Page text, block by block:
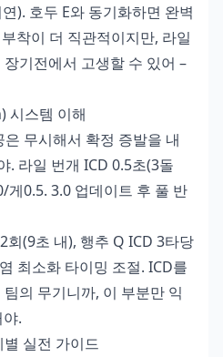
). 호두 E와 동기화하면 완벽
착이 더 직관적이지만, 라일
기전에서 고생할 수 있어 –
시스템 이해
무시해서 확정 증발을 내
. 라일 번개 ICD 0.5초(3돌
게0.5. 3.0 업데이트 후 풀 반
회(9초 내), 행추 Q ICD 3타당
최소화 타이밍 조절. ICD를
의 무기니까, 이 부분만 익
.
실전 가이드